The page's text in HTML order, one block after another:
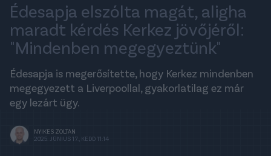
Édesapja elszólta magát, aligha
maradt kérdés Kerkez jövőjéről:
"Mindenben megegyeztünk"
Édesapja is megerősítette, hogy Kerkez mindenben
megegyezett a Liverpoollal, gyakorlatilag ez már
egy lezárt ügy.
NYIKES ZOLTÁN
2025. JÚNIUS 17., KEDD 11:14